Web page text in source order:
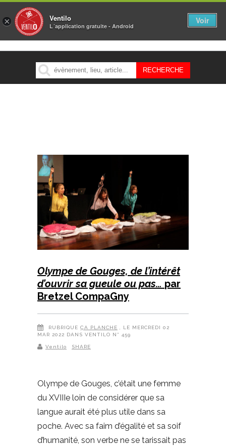
MENU
Olympe de Gouges, de l’intérêt
d’ouvrir sa gueule ou pas… par
Bretzel CompaGny
RUBRIQUE ÇA PLANCHE
, LE MERCREDI 02
MAR 2022 DANS VENTILO N° 459
Ventilo SHARE
Olympe de Gouges, c’était une femme
du XVIIIe loin de considérer que sa
langue aurait été plus utile dans sa
poche. Avec sa faim d’égalité et sa soif
d’humanité, son verbe ne se tarissait pas
× Ventilo
L´application gratuite - Android
Voir